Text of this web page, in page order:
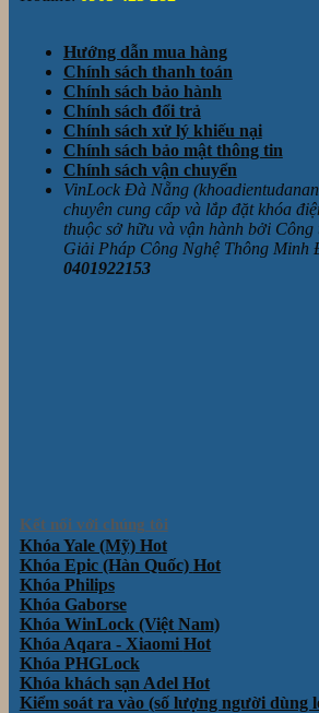
Hướng dẫn mua hàng
Chính sách thanh toán
Chính sách bảo hành
Chính sách đổi trả
Chính sách xử lý khiếu nại
Chính sách bảo mật thông tin
Chính sách vận chuyển
VinLock Đà Nẵng
chuyên cung cấp và lắp đặt khóa
thuộc sở hữu và vận hành bởi
Giải Pháp Công Nghệ Thông Minh
0401922153
Kết nối với chúng tôi
Khóa Yale (Mỹ)
Khóa Epic (Hàn Quốc)
Khóa Philips
Khóa Gaborse
Khóa WinLock (Việt Nam)
Khóa Aqara - Xiaomi
Khóa PHGLock
Khóa khách sạn Adel
Kiểm soát ra vào (số lượng người dùng